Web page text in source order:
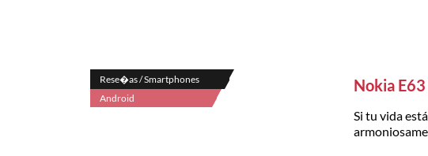
Rese�as / Smartphones
Android
Nokia E63
Si tu vida